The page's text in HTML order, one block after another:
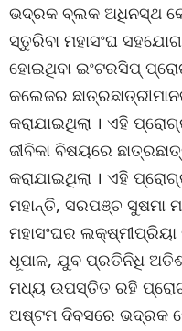
ଭଦ୍ରକ ବ୍ଲକ ଅଧିନସ୍ଥ
ସ୍ତୁରିବା ମହାସଂଘ
ହୋଇଥିବା ଇଂଟରସିପ୍
କଲେଜର
କରାଯାଇଥିଲା । ଏହି
ଜୀବିକା ବିଷୟରେ
କରାଯାଇଥିଲା । ଏହି
ମହାନ୍ତି, ସରପଞ୍ଚ ସୁଷମା
ମହାସଂଘର
ଧୂପାଳ, ଯୁବ ପ୍ରତିନିଧି ଅତିଶ
ମଧ୍ୟ ଉପସ୍ତିତ ରହି
ଅଷ୍ଟମ ଦିବସରେ ଭଦ୍ରକ